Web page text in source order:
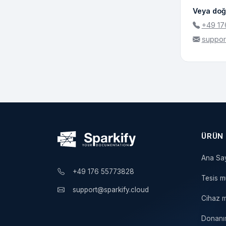
Veya
+49
+49 176 55773828
support@sparkify.cloud
ÜRÜN
Ana
Tesis
Cihaz